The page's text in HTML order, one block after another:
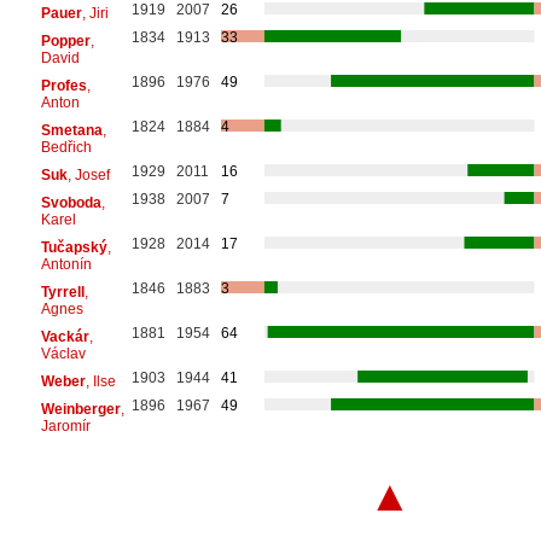
Pauer, Jiri 1919 2007
26
Popper,
David
1834 1913 33
Profes,
Anton
1896 1976 49
Smetana,
Bedřich
1824 1884 4
Suk, Josef 1929 2011
16
Svoboda,
Karel
1938 2007 7
Tučapský,
Antonín
1928 2014 17
Tyrrell ,
Agnes
1846 1883 3
Vackár,
Václav
1881 1954 64
Weber, Ilse 1903 1944
41
Weinberger,
Jaromír
1896 1967 49
▲